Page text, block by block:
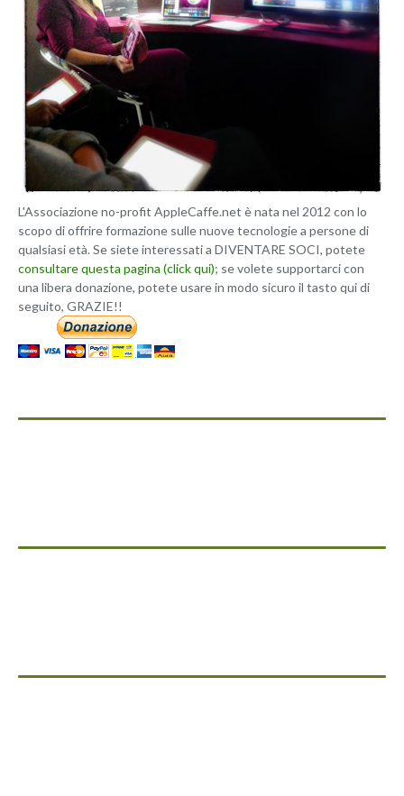
L'Associazione no-profit AppleCaffe.net è nata nel 2012 con lo
scopo di offrire formazione sulle nuove tecnologie a persone di
qualsiasi età. Se siete interessati a DIVENTARE SOCI, potete
consultare questa pagina (click qui); se volete supportarci con
una libera donazione, potete usare in modo sicuro il tasto qui di
seguito, GRAZIE!!